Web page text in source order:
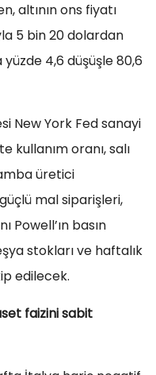
altının ons fiyatı
5 bin 20 dolardan
4,6 düşüşle 80,6
New York Fed sanayi
kullanım oranı, salı
üretici
mal siparişleri,
Powell’ın basın
stokları ve haftalık
edilecek.
faizini sabit